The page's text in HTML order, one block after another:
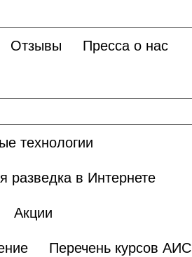
Отзывы Пресса о нас
технологии
разведка в Интернете
Акции
Перечень курсов АИС